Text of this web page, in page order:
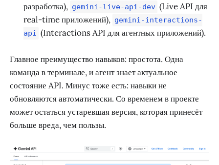
разработка), gemini-live-api-dev (Live API для
real-time приложений), gemini-interactions-
api (Interactions API для агентных приложений).
Главное преимущество навыков: простота. Одна
команда в терминале, и агент знает актуальное
состояние API. Минус тоже есть: навыки не
обновляются автоматически. Со временем в проекте
может остаться устаревшая версия, которая принесёт
больше вреда, чем пользы.